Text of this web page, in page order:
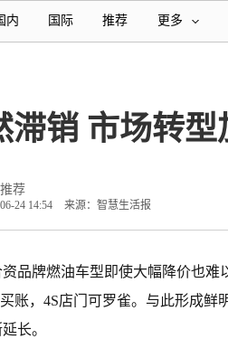
内 国际 推荐 更多
销 市场转
荐
24 14:54 来源：智慧生活报
品牌燃油车型即使大幅降价也难
账，4S店门可罗雀。与此形成鲜
长。